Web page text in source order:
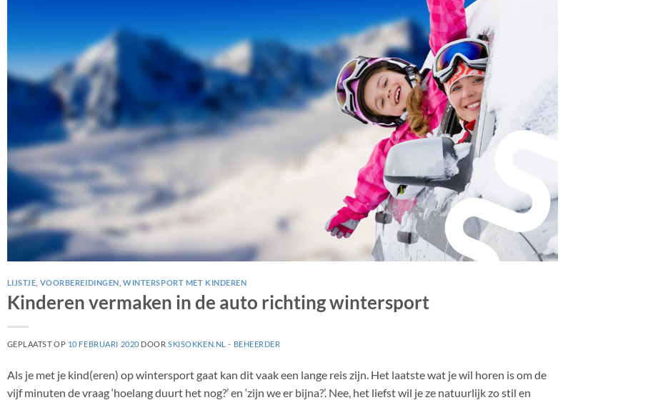
LIJSTJE VOORBEREIDINGEN ,WINTERSPORT MET KINDEREN
Kinderen vermaken in de auto richting wintersport
GEPLAATST OP 10 FEBRUARI 2020 DOORSKISOKKEN.NL - BEHEERDER
Als je met je kind(eren) op wintersport gaat kan dit vaak een lange reis zijn. Het laatste wat je wil horen is om de
vijf minuten de vraag ‘hoelang duurt het nog?’ en ‘zijn we er bijna?’. Nee, het liefst wil je ze natuurlijk zo stil en